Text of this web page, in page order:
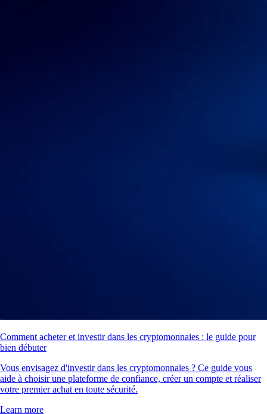
Comment acheter et investir dans les cryptomonnaies : le guide pour
bien débuter
Vous envisagez d'investir dans les cryptomonnaies ? Ce guide vous
aide à choisir une plateforme de confiance, créer un compte et réaliser
votre premier achat en toute sécurité.
Learn more